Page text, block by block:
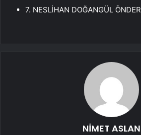
7. NESLİHAN DOĞANGÜL ÖNDER
NİMET ASLAN